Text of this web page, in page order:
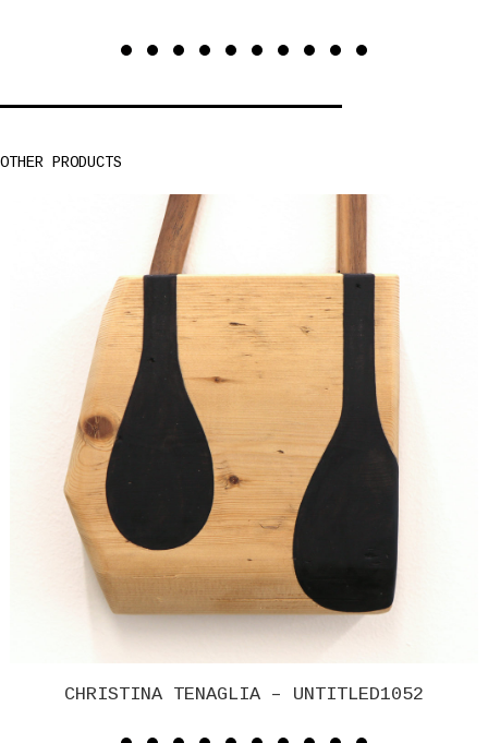
OTHER PRODUCTS
PAUL PAGK – UNTITLED 01